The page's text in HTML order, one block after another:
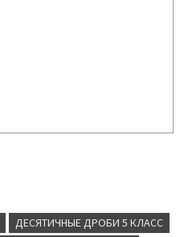
ДЕСЯТИЧНЫЕ ДРОБИ 5 КЛАСС